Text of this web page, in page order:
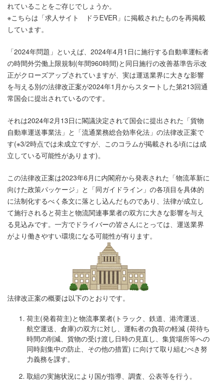
れていることをご存じでしょうか。
※こちらは「求人サイト ドラEVER」に掲載されたものを再掲載
しています。
「2024年問題」といえば、2024年4月1日に施行する自動車運転者
の時間外労働上限規制(年間960時間)と同日施行の改善基準告示改
正がクローズアップされていますが、実は運送業界に大きな影響
を与える別の法律改正案が2024年1月からスタートした第213回通
常国会に提出されているのです。
それは2024年2月13日に閣議決定されて国会に提出された「貨物
自動車運送事業法」と「流通業務総合効率化法」の法律改正案で
す(※3/2時点では未成立ですが、このコラムが掲載される頃には成
立している可能性があります)。
この法律改正案は2023年6月に内閣府から発表された「物流革新に
向けた政策パッケージ」と「同ガイドライン」の各項目を具体的
に法制化するべく条文に落とし込んだものであり、法律が成立し
て施行されると荷主と物流関連事業者の双方に大きな影響を与え
る見込みです。一方でドライバーの皆さんにとっては、運送業界
がより働きやすい環境になる可能性が有ります。
法律改正案の概要は以下のとおりです。
荷主(発着荷主)と物流事業者(トラック、鉄道、港湾運送、
航空運送、倉庫)の双方に対し、運転者の負荷の軽減 (荷待ち
時間の削減、貨物の受け渡し日時の見直し、集貨場所等への
同時刻集中の防止、その他の措置) に向けて取り組むべき努
力義務を課す。
取組の実施状況により国が指導、調査、公表等を行う。